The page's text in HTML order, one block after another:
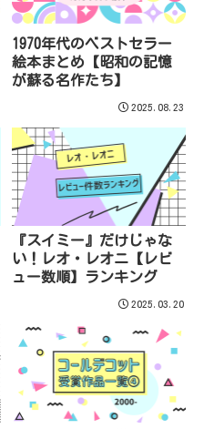
1970年代のベストセラー
絵本まとめ【昭和の記憶
が蘇る名作たち】
2025.08.23
『スイミー』だけじゃな
い！レオ・レオニ【レビ
ュー数順】ランキング
2025.03.20